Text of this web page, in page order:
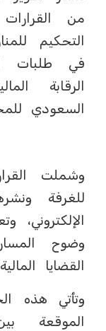
من
التحكيم
في طلبات
الرقابة
السعودي
وشملت
للغرفة
وضوح
القضايا
وتأتي هذه
الموقعة